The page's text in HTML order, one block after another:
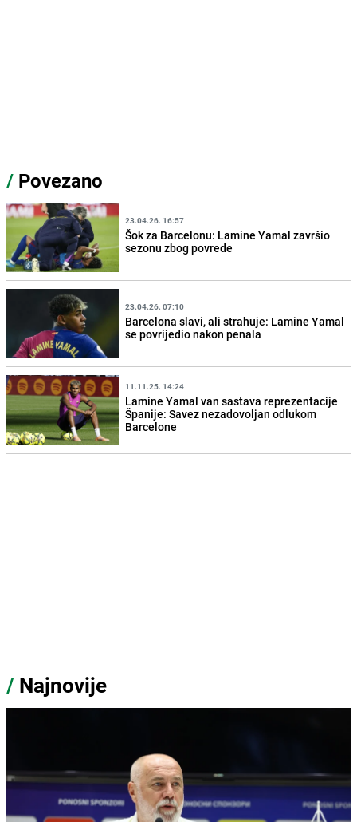
/ Povezano
23.04.26. 16:57
Šok za Barcelonu: Lamine Yamal završio
sezonu zbog povrede
23.04.26. 07:10
Barcelona slavi, ali strahuje: Lamine Yamal
se povrijedio nakon penala
11.11.25. 14:24
Lamine Yamal van sastava reprezentacije
Španije: Savez nezadovoljan odlukom
Barcelone
/ Najnovije